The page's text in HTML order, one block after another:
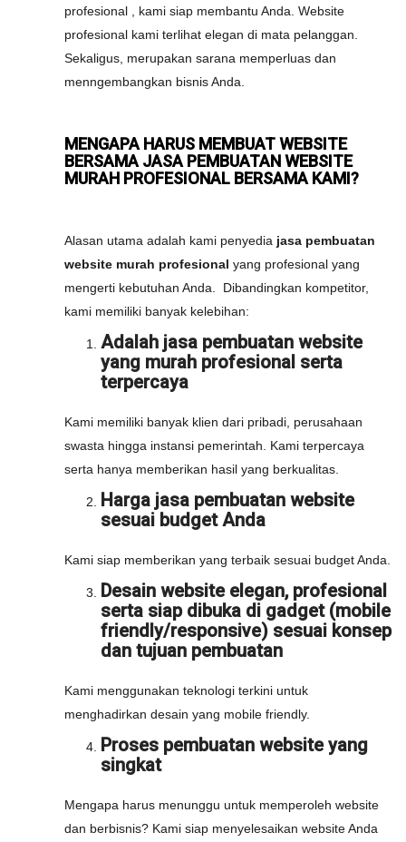
profesional , kami siap membantu Anda. Website
profesional kami terlihat elegan di mata pelanggan.
Sekaligus, merupakan sarana memperluas dan
menngembangkan bisnis Anda.
MENGAPA HARUS MEMBUAT WEBSITE
BERSAMA JASA PEMBUATAN WEBSITE
MURAH PROFESIONAL BERSAMA KAMI?
Alasan utama adalah kami penyedia jasa pembuatan
website murah profesional yang profesional yang
mengerti kebutuhan Anda. Dibandingkan kompetitor,
kami memiliki banyak kelebihan:
Adalah jasa pembuatan website
yang murah profesional serta
terpercaya
Kami memiliki banyak klien dari pribadi, perusahaan
swasta hingga instansi pemerintah. Kami terpercaya
serta hanya memberikan hasil yang berkualitas.
Harga jasa pembuatan website
sesuai budget Anda
Kami siap memberikan yang terbaik sesuai budget Anda.
Desain website elegan, profesional
serta siap dibuka di gadget (mobile
friendly/responsive) sesuai konsep
dan tujuan pembuatan
Kami menggunakan teknologi terkini untuk
menghadirkan desain yang mobile friendly.
Proses pembuatan website yang
singkat
Mengapa harus menunggu untuk memperoleh website
dan berbisnis? Kami siap menyelesaikan website Anda